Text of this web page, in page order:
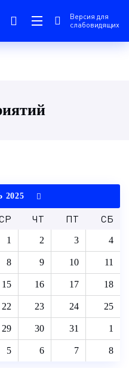
Версия для
слабовидящих
2025
ЧТ ПТ СБ
1 2 3 4
8 9 10 11
15 16 17 18
22 23 24 25
29 30 31 1
5 6 7 8